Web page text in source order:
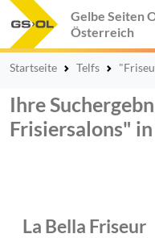
Gelbe Seiten
Österreich
Startseite Telfs
Ihre
Frisiersalons" in
La Bella Friseur